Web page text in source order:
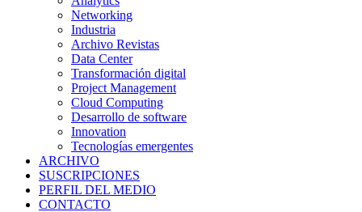
Networking
Industria
Archivo Revistas
Data Center
Transformación digital
Project Management
Cloud Computing
Desarrollo de software
Innovation
Tecnologías emergentes
ARCHIVO
SUSCRIPCIONES
PERFIL DEL MEDIO
CONTACTO